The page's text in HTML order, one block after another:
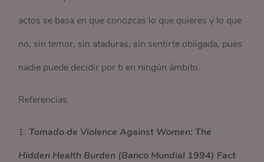
actos se basa en que conozcas lo que quieres y lo que
no, sin temor, sin ataduras, sin sentirte obligada, pues
nadie puede decidir por ti en ningún ámbito.
Referencias
1. Tomado de Violence Against Women: The
Hidden Health Burden (Banco Mundial 1994) Fact